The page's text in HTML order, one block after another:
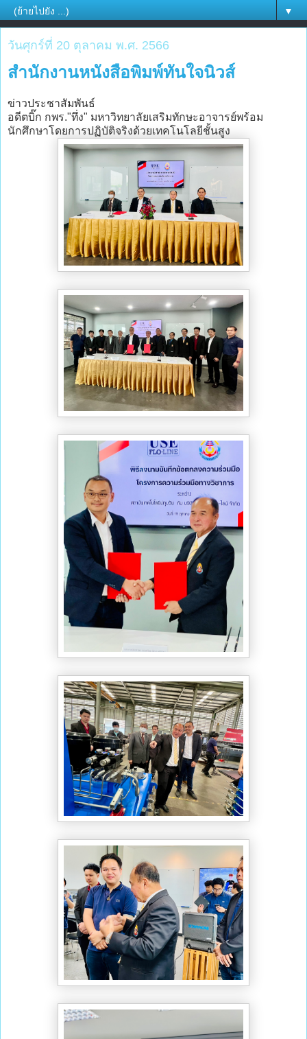
▼
วันศุกร์ที่ 20 ตุลาคม พ.ศ. 2566
สำนักงานหนังสือพิมพ์ทันใจนิวส์
ข่าวประชาสัมพันธ์
อดีตบิ๊ก กพร."ทึ่ง" มหาวิทยาลัยเสริมทักษะอาจารย์พร้อม
นักศึกษาโดยการปฏิบัติจริงด้วยเทคโนโลยีชั้นสูง